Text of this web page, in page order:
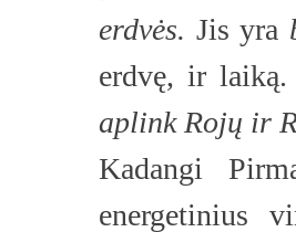
erdvės. Jis yra
erdvę, ir
aplink Rojų ir
Kadangi
energetinius